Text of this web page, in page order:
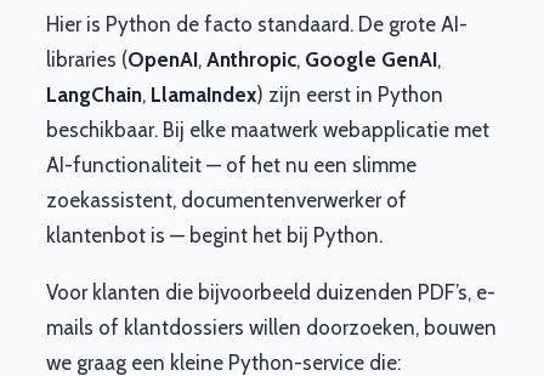
Hier is Python de facto standaard. De grote AI-
libraries (OpenAI, Anthropic, Google GenAI,
LangChain, LlamaIndex) zijn eerst in Python
beschikbaar. Bij elke maatwerk webapplicatie met
AI-functionaliteit — of het nu een slimme
zoekassistent, documentenverwerker of
klantenbot is — begint het bij Python.
Voor klanten die bijvoorbeeld duizenden PDF’s, e-
mails of klantdossiers willen doorzoeken, bouwen
we graag een kleine Python-service die: